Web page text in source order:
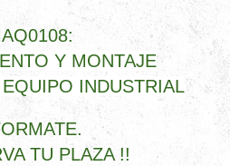
Y MONTAJE
INDUSTRIAL
TU PLAZA !!